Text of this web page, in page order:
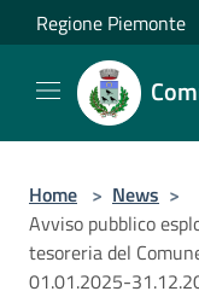
Salta al contenuto
Regione Piemonte
Home > News >
Avviso pubblico
tesoreria del
01.01.2025-